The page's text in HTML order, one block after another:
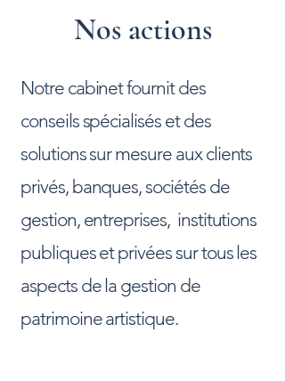
Nos actions
Notre cabinet fournit des
conseils spécialisés et des
solutions sur mesure aux clients
privés, banques, sociétés de
gestion, entreprises, institutions
publiques et privées sur tous les
aspects de la gestion de
patrimoine artistique.